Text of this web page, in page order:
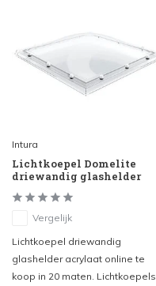
Intura
Lichtkoepel Domelite
driewandig glashelder
Vergelijk
Lichtkoepel driewandig
glashelder acrylaat online te
koop in 20 maten. Lichtkoepels